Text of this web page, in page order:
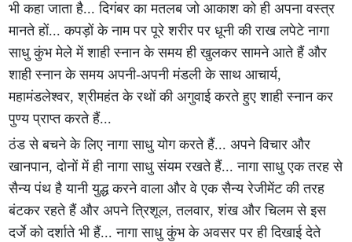
भी कहा जाता है... दिगंबर का मतलब जो आकाश को ही अपना वस्त्र
मानते हों... कपड़ों के नाम पर पूरे शरीर पर धूनी की राख लपेटे नागा
साधु कुंभ मेले में शाही स्नान के समय ही खुलकर सामने आते हैं और
शाही स्नान के समय अपनी-अपनी मंडली के साथ आचार्य,
महामंडलेश्वर, श्रीमहंत के रथों की अगुवाई करते हुए शाही स्नान कर
पुण्य प्राप्त करते हैं...
ठंड से बचने के लिए नागा साधु योग करते हैं... अपने विचार और
खानपान, दोनों में ही नागा साधु संयम रखते हैं... नागा साधु एक तरह से
सैन्य पंथ है यानी युद्ध करने वाला और वे एक सैन्य रेजीमेंट की तरह
बंटकर रहते हैं और अपने त्रिशूल, तलवार, शंख और चिलम से इस
दर्जे को दर्शाते भी हैं... नागा साधु कुंभ के अवसर पर ही दिखाई देते